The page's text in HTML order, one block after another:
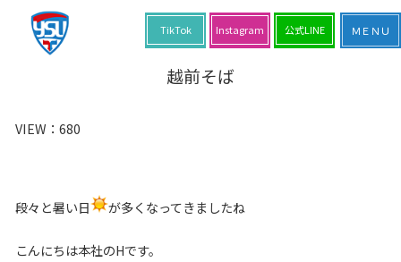
越前そば
VIEW： 680
段々と暑い日 が多くなってきましたね
こんにちは本社のHです。
公式LINE
Instagram
TikTok